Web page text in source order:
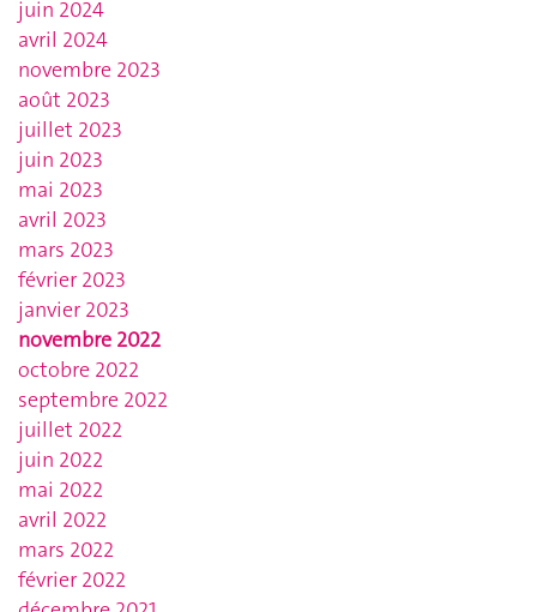
juin 2024
avril 2024
novembre 2023
août 2023
juillet 2023
juin 2023
mai 2023
avril 2023
mars 2023
février 2023
janvier 2023
novembre 2022
octobre 2022
septembre 2022
juillet 2022
juin 2022
mai 2022
avril 2022
mars 2022
février 2022